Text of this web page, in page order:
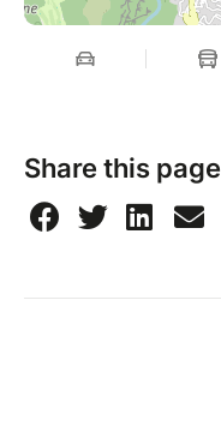
Share this page